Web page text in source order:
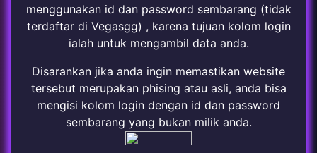
menggunakan id dan password sembarang (tidak
terdaftar di Vegasgg) , karena tujuan kolom login
ialah untuk mengambil data anda.
Disarankan jika anda ingin memastikan website
tersebut merupakan phising atau asli, anda bisa
mengisi kolom login dengan id dan password
sembarang yang bukan milik anda.